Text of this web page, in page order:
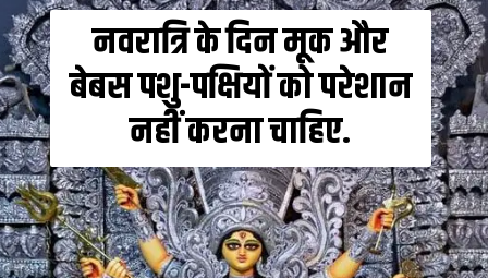
नवरात्रि के दिन मूक और
बेबस पशु-पक्षियों को परेशान
नहीं करना चाहिए.